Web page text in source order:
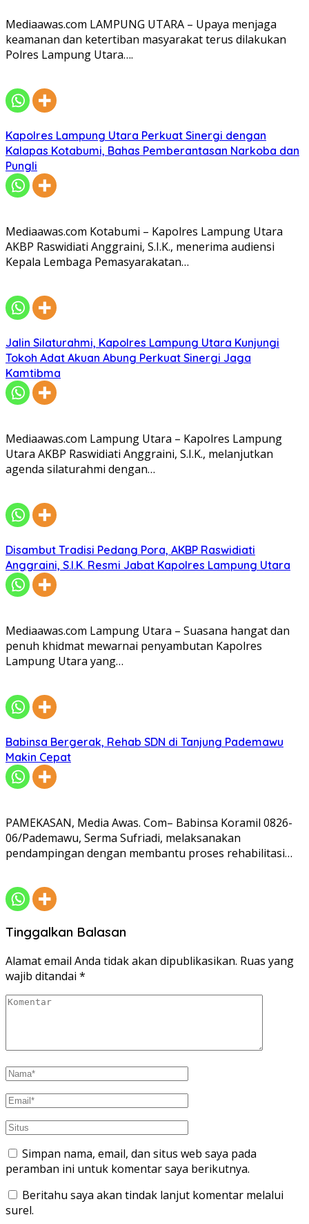
Mediaawas.com LAMPUNG UTARA – Upaya menjaga
keamanan dan ketertiban masyarakat terus dilakukan
Polres Lampung Utara….
Kapolres Lampung Utara Perkuat Sinergi dengan
Kalapas Kotabumi, Bahas Pemberantasan Narkoba dan
Pungli
Mediaawas.com Kotabumi – Kapolres Lampung Utara
AKBP Raswidiati Anggraini, S.I.K., menerima audiensi
Kepala Lembaga Pemasyarakatan…
Jalin Silaturahmi, Kapolres Lampung Utara Kunjungi
Tokoh Adat Akuan Abung Perkuat Sinergi Jaga
Kamtibma
Mediaawas.com Lampung Utara – Kapolres Lampung
Utara AKBP Raswidiati Anggraini, S.I.K., melanjutkan
agenda silaturahmi dengan…
Disambut Tradisi Pedang Pora, AKBP Raswidiati
Anggraini, S.I.K. Resmi Jabat Kapolres Lampung Utara
Mediaawas.com Lampung Utara – Suasana hangat dan
penuh khidmat mewarnai penyambutan Kapolres
Lampung Utara yang…
Babinsa Bergerak, Rehab SDN di Tanjung Pademawu
Makin Cepat
PAMEKASAN, Media Awas. Com– Babinsa Koramil 0826-
06/Pademawu, Serma Sufriadi, melaksanakan
pendampingan dengan membantu proses rehabilitasi…
Tinggalkan Balasan
Alamat email Anda tidak akan dipublikasikan. Ruas yang
wajib ditandai *
Simpan nama, email, dan situs web saya pada
peramban ini untuk komentar saya berikutnya.
Beritahu saya akan tindak lanjut komentar melalui
surel.